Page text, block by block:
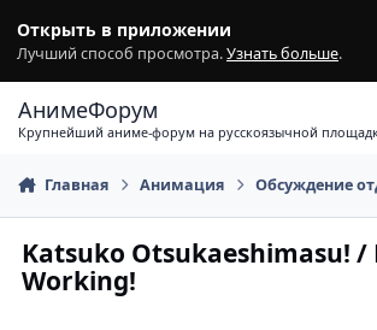
Открыть в приложении
Лучший способ просмотра.Узнать больше.
АнимеФорум
Крупнейший аниме-форум на русскоязычной
Главная Анимация Обсуждение
Katsuko Otsukaeshimasu! /
Working!